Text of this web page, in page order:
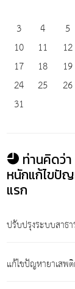
3
4 5
10
11 12
17
18 19
24
25 26
31
ท่านคิดว่า
หนักแก้ไขปัญ
แรก
ปรับปรุงระบบสาธ
แก้ไขปัญหายาเสพ